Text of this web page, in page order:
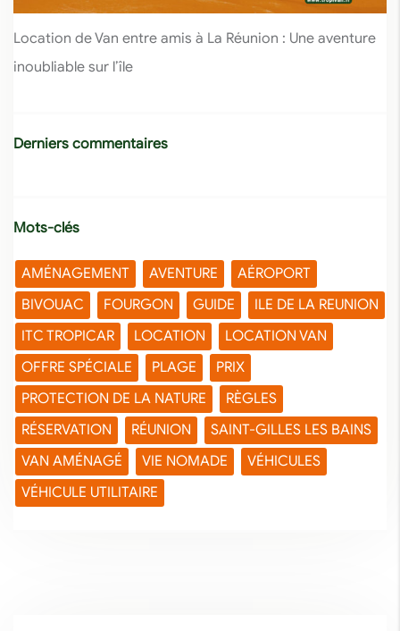
Location de Van entre amis à La Réunion : Une aventure
inoubliable sur l’île
Derniers commentaires
Mots-clés
AMÉNAGEMENT AVENTURE
AÉROPORT
BIVOUAC
FOURGON GUIDE
ILE DE LA REUNION
ITC TROPICAR
LOCATION
LOCATION VAN
OFFRE SPÉCIALE
PLAGE
PRIX
PROTECTION DE LA NATURE
RÈGLES
RÉSERVATION
RÉUNION
SAINT-GILLES LES BAINS
VAN AMÉNAGÉ
VIE NOMADE
VÉHICULES
VÉHICULE UTILITAIRE